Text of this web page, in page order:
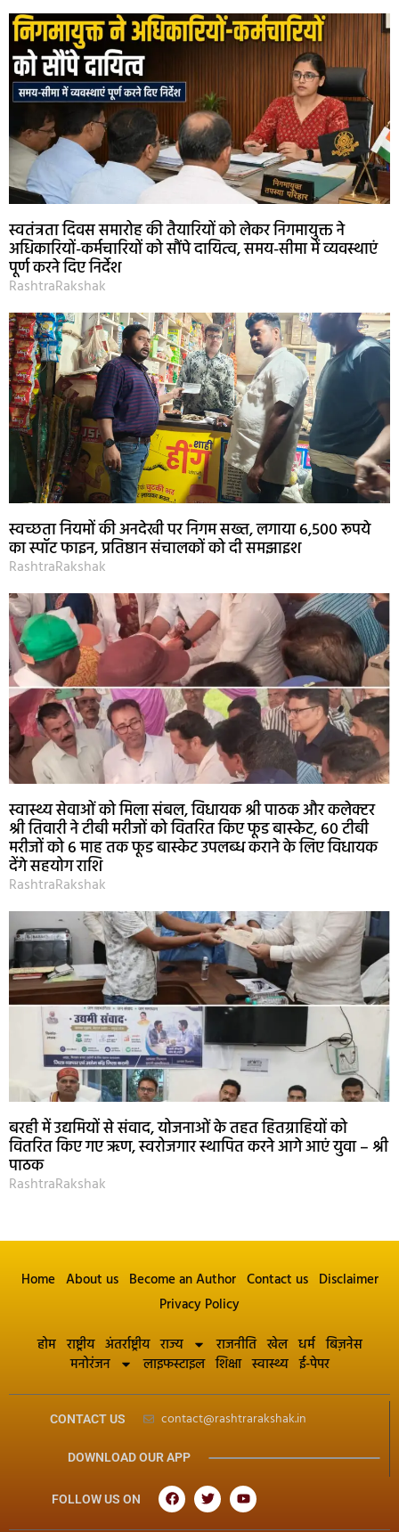
स्वतंत्रता दिवस समारोह की तैयारियों को लेकर निगमायुक्त ने
अधिकारियों-कर्मचारियों को सौंपे दायित्व, समय-सीमा में व्यवस्थाएं
पूर्ण करने दिए निर्देश
RashtraRakshak
स्वच्छता नियमों की अनदेखी पर निगम सख्त, लगाया 6,500 रूपये
का स्पॉट फाइन, प्रतिष्ठान संचालकों को दी समझाइश
RashtraRakshak
स्वास्थ्य सेवाओं को मिला संबल, विधायक श्री पाठक और कलेक्टर
श्री तिवारी ने टीबी मरीजों को वितरित किए फूड बास्केट, 60 टीबी
मरीजों को 6 माह तक फूड बास्केट उपलब्ध कराने के लिए विधायक
देंगे सहयोग राशि
RashtraRakshak
बरही में उद्यमियों से संवाद, योजनाओं के तहत हितग्राहियों को
वितरित किए गए ऋण, स्वरोजगार स्थापित करने आगे आएं युवा – श्री
पाठक
RashtraRakshak
Home About us Become an Author Contact us Disclaimer
Privacy Policy
होम राष्ट्रीय अंतर्राष्ट्रीय राज्य राजनीति खेल धर्म बिज़नेस
मनोरंजन
लाइफस्टाइल शिक्षा स्वास्थ्य ई-पेपर
CONTACT US contact@rashtrarakshak.in
DOWNLOAD OUR APP
FOLLOW US ON